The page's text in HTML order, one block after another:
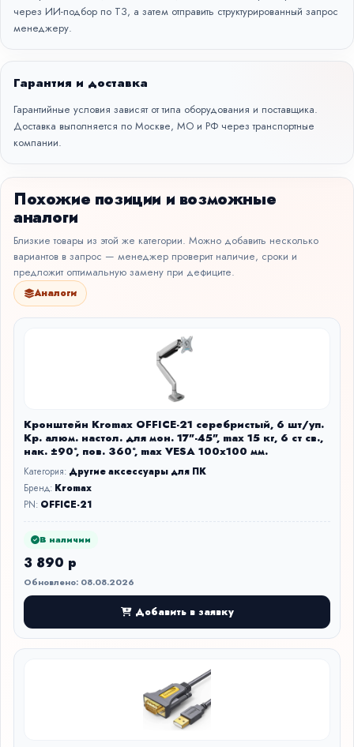
через ИИ-подбор по ТЗ, а затем отправить структурированный запрос
менеджеру.
Гарантия и доставка
Гарантийные условия зависят от типа оборудования и поставщика.
Доставка выполняется по Москве, МО и РФ через транспортные
компании.
Похожие позиции и возможные
аналоги
Близкие товары из этой же категории. Можно добавить несколько
вариантов в запрос — менеджер проверит наличие, сроки и
предложит оптимальную замену при дефиците.
Аналоги
Кронштейн Kromax OFFICE-21 серебристый, 6 шт/уп.
Кр. алюм. настол. для мон. 17"-45", max 15 кг, 6 ст св.,
нак. ±90°, пов. 360°, max VESA 100x100 мм.
Категория: Другие аксессуары для ПК
Бренд: Kromax
PN: OFFICE-21
В наличии
3 890 р
Обновлено: 08.08.2026
Добавить в заявку